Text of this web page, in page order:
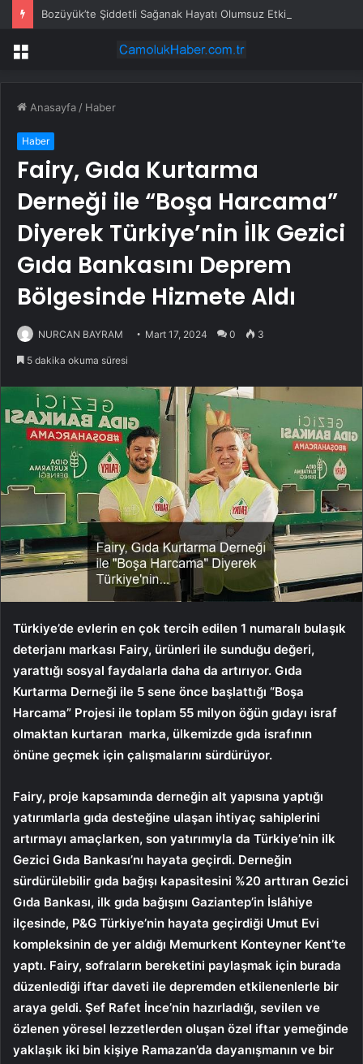
Bozüyük’te Şiddetli Sağanak Hayatı Olumsuz Etkiledi
Menü
Anasayfa / Haber
Haber
Fairy, Gıda Kurtarma
Derneği ile “Boşa Harcama”
Diyerek Türkiye’nin İlk Gezici
Gıda Bankasını Deprem
Bölgesinde Hizmete Aldı
NURCAN BAYRAM Mart 17, 2024 0 3
5 dakika okuma süresi
Türkiye’de evlerin en çok tercih edilen 1 numaralı bulaşık
deterjanı markası Fairy, ürünleri ile sunduğu değeri,
yarattığı sosyal faydalarla daha da artırıyor. Gıda
Kurtarma Derneği ile 5 sene önce başlattığı “Boşa
Harcama” Projesi ile toplam 55 milyon öğün gıdayı israf
olmaktan kurtaran marka, ülkemizde gıda israfının
önüne geçmek için çalışmalarını sürdürüyor.
Fairy, proje kapsamında derneğin alt yapısına yaptığı
yatırımlarla gıda desteğine ulaşan ihtiyaç sahiplerini
artırmayı amaçlarken, son yatırımıyla da Türkiye’nin ilk
Gezici Gıda Bankası’nı hayata geçirdi. Derneğin
sürdürülebilir gıda bağışı kapasitesini %20 arttıran Gezici
Gıda Bankası, ilk gıda bağışını Gaziantep’in İslâhiye
ilçesinde, P&G Türkiye’nin hayata geçirdiği Umut Evi
kompleksinin de yer aldığı Memurkent Konteyner Kent’te
yaptı. Fairy, sofraların bereketini paylaşmak için burada
düzenlediği iftar daveti ile depremden etkilenenlerle bir
araya geldi. Şef Rafet İnce’nin hazırladığı, sevilen ve
özlenen yöresel lezzetlerden oluşan özel iftar yemeğinde
yaklaşık iki bin kişiye Ramazan’da dayanışmanın ve bir